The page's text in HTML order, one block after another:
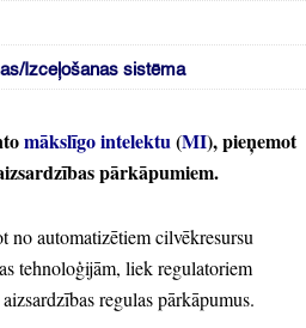
Izceļošanas sistēma
mākslīgo intelektu(MI),pieņemot
pārkāpumiem.
no automatizētiem cilvēkresursu
tehnoloģijām, liek regulatoriem
regulas pārkāpumus.